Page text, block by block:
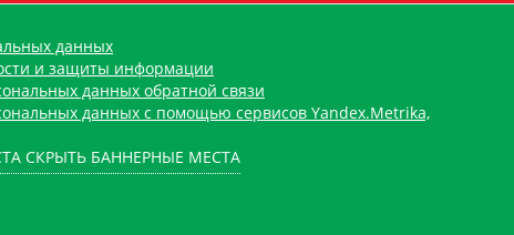
данных
и защиты информации
данных обратной связи
данных с помощью сервисов Yandex.Metrika,
СКРЫТЬ БАННЕРНЫЕ МЕСТА